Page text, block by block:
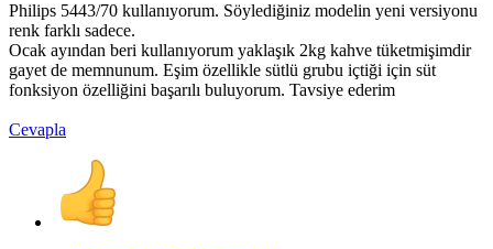
Philips 5443/70 kullanıyorum. Söylediğiniz modelin yeni versiyonu
renk farklı sadece.
Ocak ayından beri kullanıyorum yaklaşık 2kg kahve tüketmişimdir
gayet de memnunum. Eşim özellikle sütlü grubu içtiği için süt
fonksiyon özelliğini başarılı buluyorum. Tavsiye ederim
Cevapla